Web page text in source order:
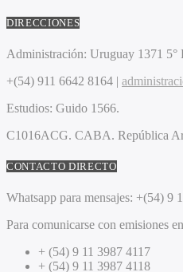
DIRECCIONES
Administración: Uruguay 1371 5°
+(54) 911 6642 8164 |
Estudios: Guido 1566.
C1016ACG. CABA. República
CONTACTO DIRECTO
Whatsapp para mensajes: +(54) 9
Para comunicarse con emisiones
+ (54) 9 11 3987 4117
+ (54) 9 11 3987 4118